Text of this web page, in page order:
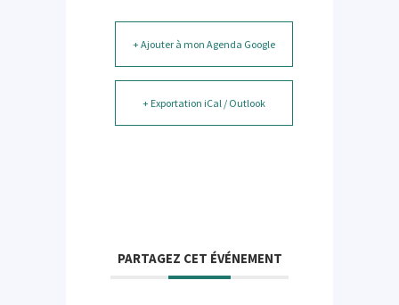
+ Ajouter à mon Agenda Google
+ Exportation iCal / Outlook
PARTAGEZ CET ÉVÉNEMENT